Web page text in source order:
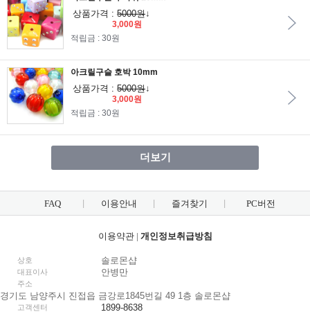
상품가격 : 5000원↓
3,000원
적립금 : 30원
아크릴구슬 호박 10mm
상품가격 : 5000원↓
3,000원
적립금 : 30원
더보기
FAQ 이용안내 즐겨찾기 PC버전
이용약관| 개인정보취급방침
상호 솔로몬샵
대표이사 안병만
주소
경기도 남양주시 진접읍 금강로1845번길 49 1층 솔로몬샵
고객센터 1899-8638